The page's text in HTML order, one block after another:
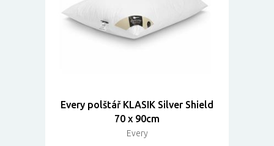
Every polštář KLASIK Silver Shield
70 x 90cm
Every